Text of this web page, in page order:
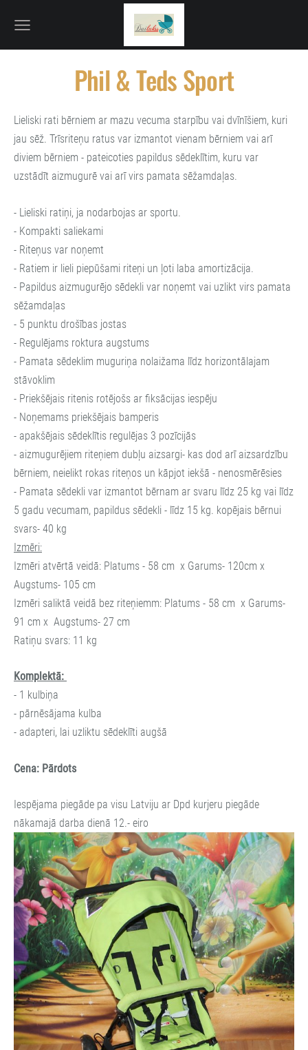
Phil & Teds Sport
Lieliski rati bērniem ar mazu vecuma starpību vai dvīnīšiem, kuri
jau sēž. Trīsriteņu ratus var izmantot vienam bērniem vai arī
diviem bērniem - pateicoties papildus sēdeklītim, kuru var
uzstādīt aizmugurē vai arī virs pamata sēžamdaļas.
- Lieliski ratiņi, ja nodarbojas ar sportu.
- Kompakti saliekami
- Riteņus var noņemt
- Ratiem ir lieli piepūšami riteņi un ļoti laba amortizācija.
- Papildus aizmugurējo sēdekli var noņemt vai uzlikt virs pamata
sēžamdaļas
- 5 punktu drošības jostas
- Regulējams roktura augstums
- Pamata sēdeklim muguriņa nolaižama līdz horizontālajam
stāvoklim
- Priekšējais ritenis rotējošs ar fiksācijas iespēju
- Noņemams priekšējais bamperis
- apakšējais sēdeklītis regulējas 3 pozīcijās
- aizmugurējiem riteņiem dubļu aizsargi- kas dod arī aizsardzību
bērniem, neielikt rokas riteņos un kāpjot iekšā - nenosmērēsies
- Pamata sēdekli var izmantot bērnam ar svaru līdz 25 kg vai līdz
5 gadu vecumam, papildus sēdekli - līdz 15 kg. kopējais bērnui
svars- 40 kg
Izmēri:
Izmēri atvērtā veidā: Platums - 58 cm x Garums- 120cm x
Augstums- 105 cm
Izmēri saliktā veidā bez riteņiemm: Platums - 58 cm x Garums-
91 cm x Augstums- 27 cm
Ratiņu svars: 11 kg
Komplektā:
- 1 kulbiņa
- pārnēsājama kulba
- adapteri, lai uzliktu sēdeklīti augšā
Cena: Pārdots
Iespējama piegāde pa visu Latviju ar Dpd kurjeru piegāde
nākamajā darba dienā 12.- eiro